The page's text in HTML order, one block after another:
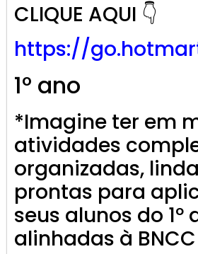
CLIQUE AQUI 👇
https://go.
1º ano
*Imagine ter em
atividades
organizadas,
prontas para
seus alunos do 1º
alinhadas à